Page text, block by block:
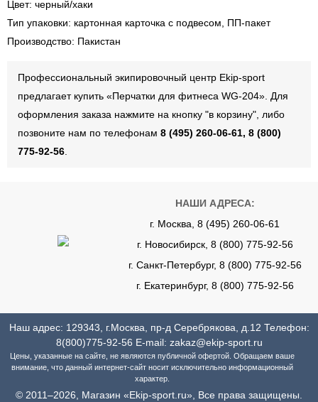
Цвет: черный/хаки
Тип упаковки: картонная карточка с подвесом, ПП-пакет
Производство: Пакистан
Профессиональный экипировочный центр Ekip-sport
предлагает купить «Перчатки для фитнеса WG-204». Для
оформления заказа нажмите на кнопку "в корзину", либо
позвоните нам по телефонам 8 (495) 260-06-61, 8 (800)
775-92-56
НАШИ АДРЕСА:
г. Москва, 8 (495) 260-06-61
г. Новосибирск, 8 (800) 775-92-56
г. Санкт-Петербург, 8 (800) 775-92-56
г. Екатеринбург, 8 (800) 775-92-56
Наш адрес: 129343, г.Москва, пр-д Серебрякова, д.12 Телефон:
8(800)775-92-56 E-mail: zakaz@ekip-sport.ru
Цены, указанные на сайте, не являются публичной офертой. Обращаем ваше
внимание, что данный интернет-сайт носит исключительно информационный
характер.
© 2011–2026, Магазин «Ekip-sport.ru», Все права защищены.